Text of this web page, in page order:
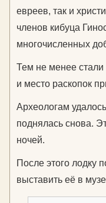
евреев, так и
членов кибуца
многочисленных
Тем не менее стали
и место раскопок
Археологам
поднялась снова.
ночей.
После этого лодку
выставить её в